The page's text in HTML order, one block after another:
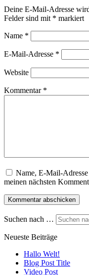
Deine E-Mail-Adresse
Felder sind mit * markiert
Name *
E-Mail-Adresse *
Website
Kommentar *
Name, E-Mail-
meinen nächsten
Suchen nach …
Neueste Beiträge
Hallo Welt!
Blog Post Title
Video Post